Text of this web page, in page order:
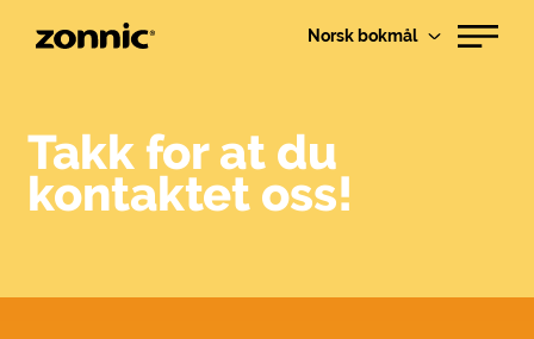
Norsk bokmål
Takk for at du
kontaktet oss!